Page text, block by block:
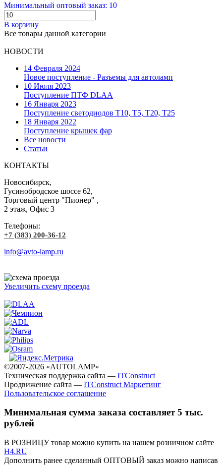
Минимальный оптовый заказ: 10
В корзину
Все товары данной категории
НОВОСТИ
14 Февраля 2024
Новое поступление - Разъемы для автоламп
10 Июля 2023
Поступление ПТФ DLAA
16 Января 2023
Поступление светодиодов T10, T5, T20, T25
18 Января 2022
Поступление крышек фар
Все новости
Статьи
КОНТАКТЫ
Новосибирск,
Гусинобродское шоссе 62,
Торговый центр "Пионер" ,
2 этаж, Офис 3
Телефоны:
+7 (383) 200-36-12
info@avto-lamp.ru
Увеличить схему проезда
©2007-2026 «AUTOLAMP»
Техническая поддержка сайта — ITConstruct
Продвижение сайта — ITConstruct Маркетинг
Пользовательское соглашение
Минимальная сумма заказа составляет 5 тыс.
рублей
В РОЗНИЦУ товар можно купить на нашем розничном сайте
H4.RU
Дополнить ранее сделанный ОПТОВЫЙ заказ можно написав